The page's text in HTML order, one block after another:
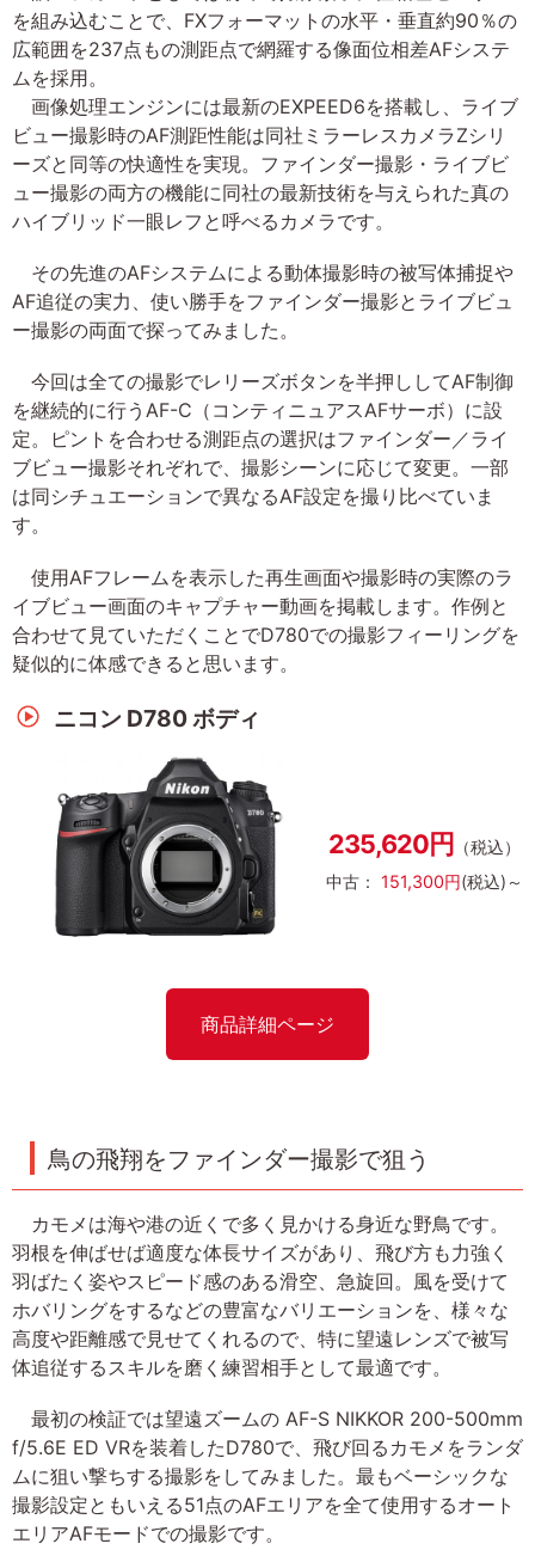
を組み込むことで、FXフォーマットの水平・垂直約90％の
広範囲を237点もの測距点で網羅する像面位相差AFシステ
ムを採用。
画像処理エンジンには最新のEXPEED6を搭載し、ライブ
ビュー撮影時のAF測距性能は同社ミラーレスカメラZシリ
ーズと同等の快適性を実現。ファインダー撮影・ライブビ
ュー撮影の両方の機能に同社の最新技術を与えられた真の
ハイブリッド一眼レフと呼べるカメラです。
その先進のAFシステムによる動体撮影時の被写体捕捉や
AF追従の実力、使い勝手をファインダー撮影とライブビュ
ー撮影の両面で探ってみました。
今回は全ての撮影でレリーズボタンを半押ししてAF制御
を継続的に行うAF-C（コンティニュアスAFサーボ）に設
定。ピントを合わせる測距点の選択はファインダー／ライ
ブビュー撮影それぞれで、撮影シーンに応じて変更。一部
は同シチュエーションで異なるAF設定を撮り比べていま
す。
使用AFフレームを表示した再生画面や撮影時の実際のラ
イブビュー画面のキャプチャー動画を掲載します。作例と
合わせて見ていただくことでD780での撮影フィーリングを
疑似的に体感できると思います。
ニコン D780 ボディ
235,620円 （税込）
中古： 151,300円(税込)～
商品詳細ページ
鳥の飛翔をファインダー撮影で狙う
カモメは海や港の近くで多く見かける身近な野鳥です。
羽根を伸ばせば適度な体長サイズがあり、飛び方も力強く
羽ばたく姿やスピード感のある滑空、急旋回。風を受けて
ホバリングをするなどの豊富なバリエーションを、様々な
高度や距離感で見せてくれるので、特に望遠レンズで被写
体追従するスキルを磨く練習相手として最適です。
最初の検証では望遠ズームの AF-S NIKKOR 200-500mm
f/5.6E ED VRを装着したD780で、飛び回るカモメをランダ
ムに狙い撃ちする撮影をしてみました。最もベーシックな
撮影設定ともいえる51点のAFエリアを全て使用するオート
エリアAFモードでの撮影です。